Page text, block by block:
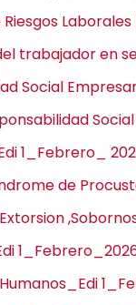
Laborales
trabajador en
Social
1_Febrero_
de